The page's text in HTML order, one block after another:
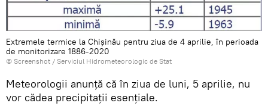
Extremele termice la Chișinău pentru ziua de 4 aprilie, în perioada
de monitorizare 1886-2020
© Screenshot / Serviciul Hidrometeorologic de Stat
Meteorologii anunță că în ziua de luni, 5 aprilie, nu
vor cădea precipitații esențiale.